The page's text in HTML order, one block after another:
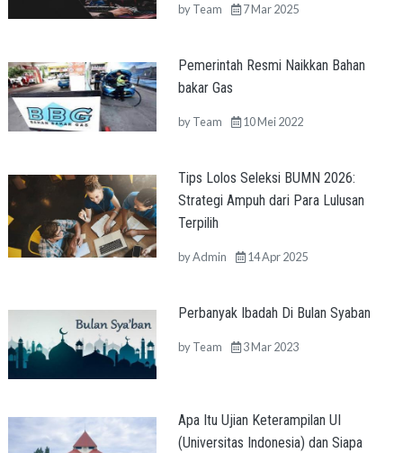
byTeam 7 Mar 2025
Pemerintah Resmi Naikkan Bahan
bakar Gas
byTeam 10 Mei 2022
Tips Lolos Seleksi BUMN 2026:
Strategi Ampuh dari Para Lulusan
Terpilih
byAdmin 14 Apr 2025
Perbanyak Ibadah Di Bulan Syaban
byTeam 3 Mar 2023
Apa Itu Ujian Keterampilan UI
(Universitas Indonesia) dan Siapa